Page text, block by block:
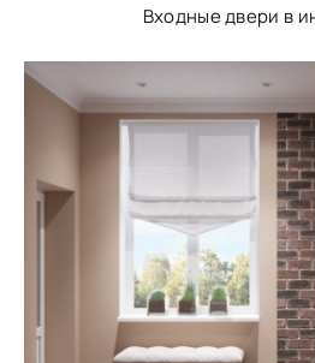
Входные двери в